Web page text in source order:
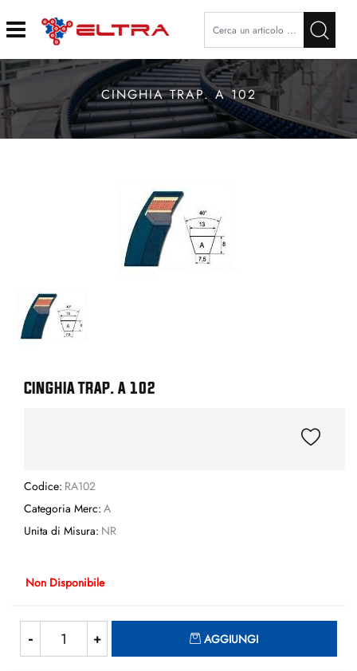
Open
CINGHIA TRAP. A 102
CINGHIA TRAP. A 102
Codice: RA102
Categoria Merc: A
Unita di Misura: NR
Non Disponibile
AGGIUNGI